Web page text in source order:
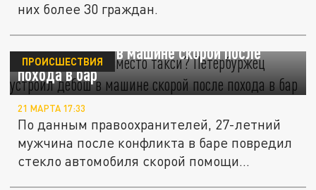
них более 30 граждан.
Скорая помощь вместо такси? Петербуржец
устроил дебош в машине скорой после
похода в бар
ПРОИСШЕСТВИЯ
21 МАРТА 17:33
По данным правоохранителей, 27-летний
мужчина после конфликта в баре повредил
стекло автомобиля скорой помощи...